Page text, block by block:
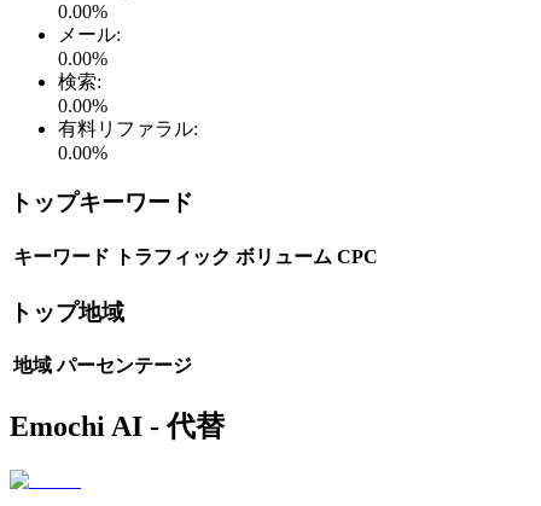
0.00%
メール:
0.00%
検索:
0.00%
有料リファラル:
0.00%
トップキーワード
キーワード トラフィック ボリューム CPC
トップ地域
地域 パーセンテージ
Emochi AI - 代替